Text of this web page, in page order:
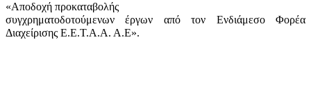
«Αποδοχή προκαταβολής
συγχρηματοδοτούμενων έργων από τον Ενδιάμεσο Φορέα
Διαχείρισης Ε.Ε.Τ.Α.Α. Α.Ε».